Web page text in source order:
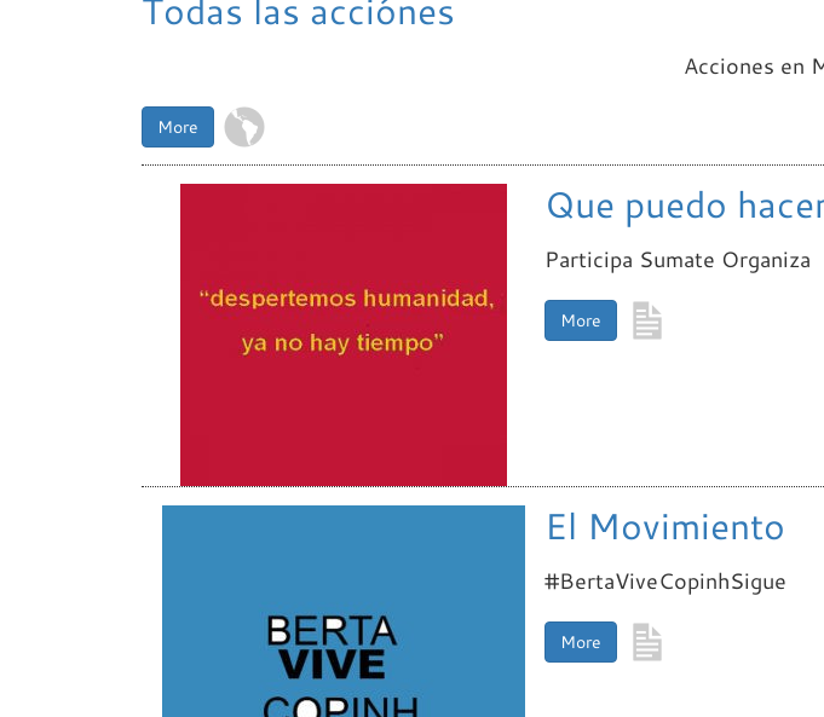
Todas las acciónes
Acciones en
More
Que puedo
Participa Sumate Organiza
More
El Movimiento
#BertaViveCopinhSigue
More